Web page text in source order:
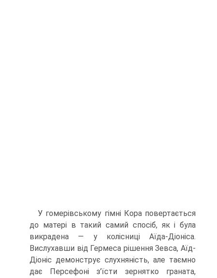
У гомерівському гімні Кора повертається
до матері в такий самий спосіб, як і була
викрадена — у колісниці Аїда-Діоніса.
Вислухавши від Гермеса рішення Зевса, Аїд-
Діоніс демонструє слухняність, але таємно
дає Персефоні з’їсти зер­нятко граната,